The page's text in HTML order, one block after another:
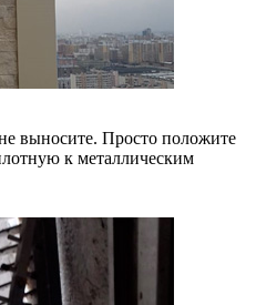
выносите. Просто положите
к металлическим